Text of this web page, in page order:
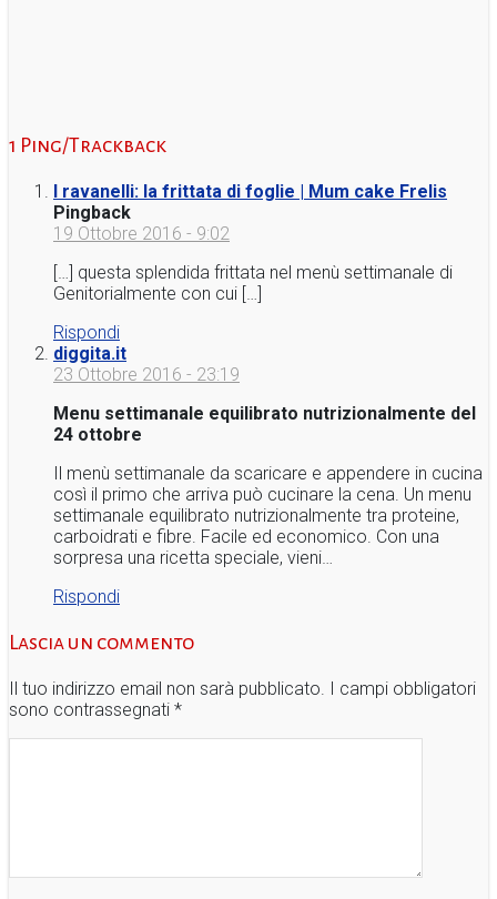
1 Ping/Trackback
I ravanelli: la frittata di foglie | Mum cake Frelis
Pingback
19 Ottobre 2016 - 9:02
[…] questa splendida frittata nel menù settimanale di
Genitorialmente con cui […]
Rispondi
diggita.it
23 Ottobre 2016 - 23:19
Menu settimanale equilibrato nutrizionalmente del
24 ottobre
Il menù settimanale da scaricare e appendere in cucina
così il primo che arriva può cucinare la cena. Un menu
settimanale equilibrato nutrizionalmente tra proteine,
carboidrati e fibre. Facile ed economico. Con una
sorpresa una ricetta speciale, vieni…
Rispondi
Lascia un commento
Il tuo indirizzo email non sarà pubblicato.
I campi obbligatori
sono contrassegnati *